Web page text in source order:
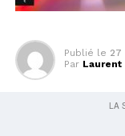
Publié le 27
Par Laurent